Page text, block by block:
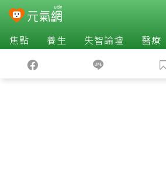
焦點 養生 失智論壇 醫療